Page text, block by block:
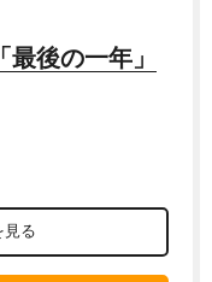
後の一年」
見る